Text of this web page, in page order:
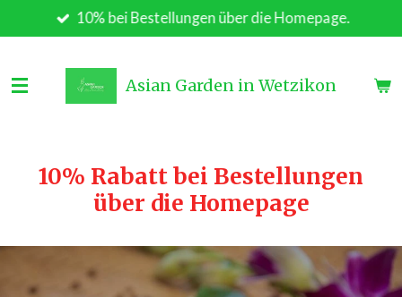
Hauptinhalt
10% bei Bestellungen über die Homepage.
Asian Garden in Wetzikon
10% Rabatt bei Bestellungen
über die Homepage